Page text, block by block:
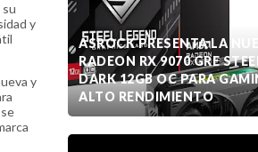
y
y
ASROCK PRESENTA LA
RADEON RX 9070 GRE
DARK 12GB OC PARA
ALTO RENDIMIENTO